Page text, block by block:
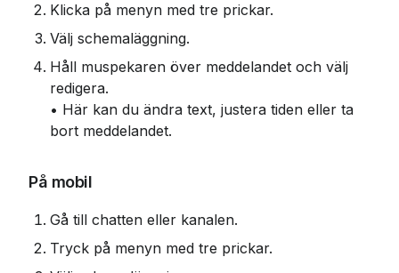
Klicka på menyn med tre prickar.
Välj schemaläggning.
Håll muspekaren över meddelandet och välj
redigera.
• Här kan du ändra text, justera tiden eller ta
bort meddelandet.
På mobil
Gå till chatten eller kanalen.
Tryck på menyn med tre prickar.